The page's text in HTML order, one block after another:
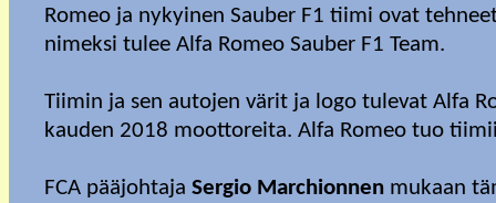
Romeo ja nykyinen Sauber F1 tiimi ovat
nimeksi tulee Alfa Romeo Sauber F1 Team.
Tiimin ja sen autojen värit ja logo tulevat Alfa
kauden 2018 moottoreita. Alfa Romeo tuo
FCA pääjohtaja Sergio Marchionnen mukaan